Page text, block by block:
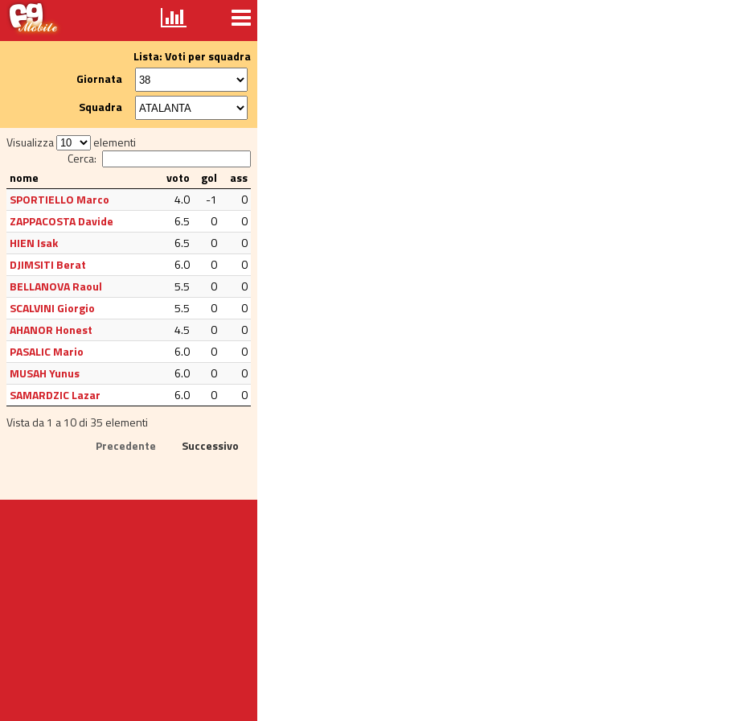
Lista: Voti per squadra
Giornata
Squadra
Visualizza
elementi
Cerca:
nome
voto gol
ass
SPORTIELLO Marco
4.0 -1
0
ZAPPACOSTA Davide
6.5 0
0
HIEN Isak
6.5 0
0
DJIMSITI Berat
6.0 0
0
BELLANOVA Raoul
5.5 0
0
SCALVINI Giorgio
5.5 0
0
AHANOR Honest
4.5 0
0
PASALIC Mario
6.0 0
0
MUSAH Yunus
6.0 0
0
SAMARDZIC Lazar
6.0 0
0
Vista da 1 a 10 di 35 elementi
Precedente
Successivo